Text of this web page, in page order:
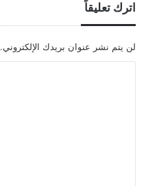
اترك تعليقاً
لن يتم نشر عنوان بريدك الإلكتروني.